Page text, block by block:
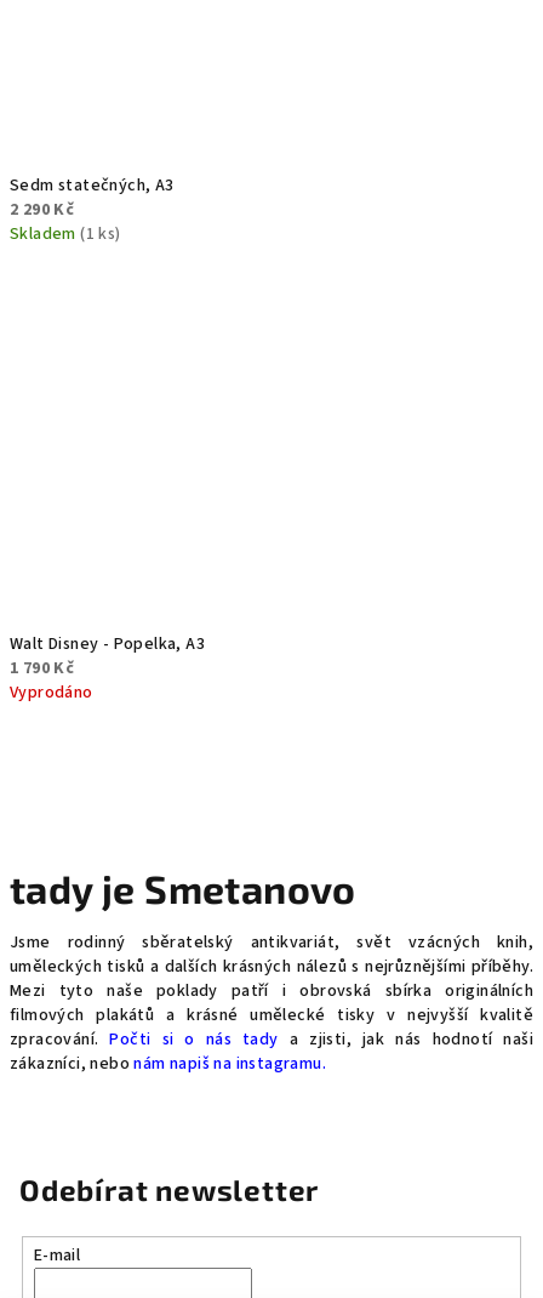
Sedm statečných, A3
2 290 Kč
Skladem(1 ks)
Walt Disney - Popelka, A3
1 790 Kč
Vyprodáno
tady je Smetanovo
Jsme rodinný sběratelský antikvariát, svět vzácných knih,
uměleckých tisků a dalších krásných nálezů s nejrůznějšími příběhy.
Mezi tyto naše poklady patří i obrovská sbírka originálních
filmových plakátů a krásné umělecké tisky v nejvyšší kvalitě
zpracování.Počti si o nás tady a zjisti, jak nás hodnotí naši
zákazníci, nebonám napiš na instagramu.
Odebírat newsletter
E-mail